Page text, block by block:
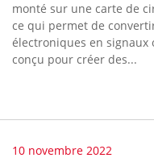
monté sur une carte de
ce qui permet de
électroniques en
conçu pour créer des...
10 novembre 2022